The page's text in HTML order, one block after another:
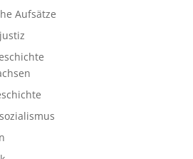
Aufsätze